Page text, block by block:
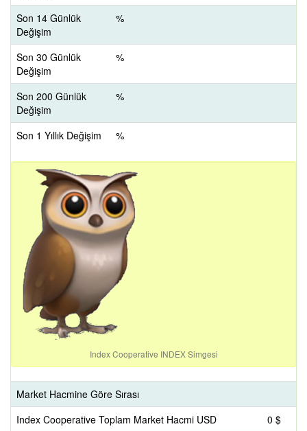
Son 14 Günlük
Değişim
%
Son 30 Günlük
Değişim
%
Son 200 Günlük
Değişim
%
Son 1 Yıllık Değişim %
Index Cooperative INDEX Simgesi
Market Hacmine Göre Sırası
Index Cooperative Toplam Market Hacmi USD
0 $